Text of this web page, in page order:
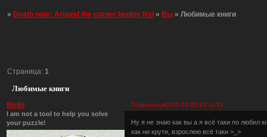
»Death note: Around the corner begins Rai »Вы »Любимые книги
Любимые книги
Страница: 1
Поделиться2010-03-05 18:11:51
Mello
I am not a tool to help you solve
your puzzle!
Ну я не знаю как вы а я всё таки по любил
как ни крути, взрослею всё таки >_>